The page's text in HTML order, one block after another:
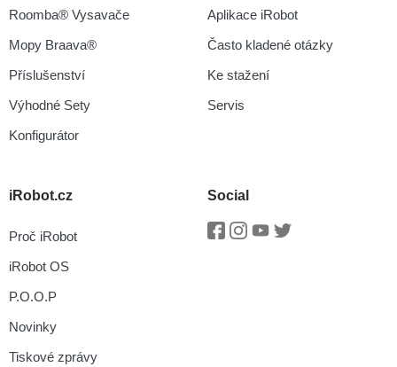
Roomba® Vysavače
Mopy Braava®
Příslušenství
Výhodné Sety
Konfigurátor
Aplikace iRobot
Často kladené otázky
Ke stažení
Servis
iRobot.cz
Proč iRobot
iRobot OS
P.O.O.P
Novinky
Tiskové zprávy
Social
Facebook
Instagram
Youtube